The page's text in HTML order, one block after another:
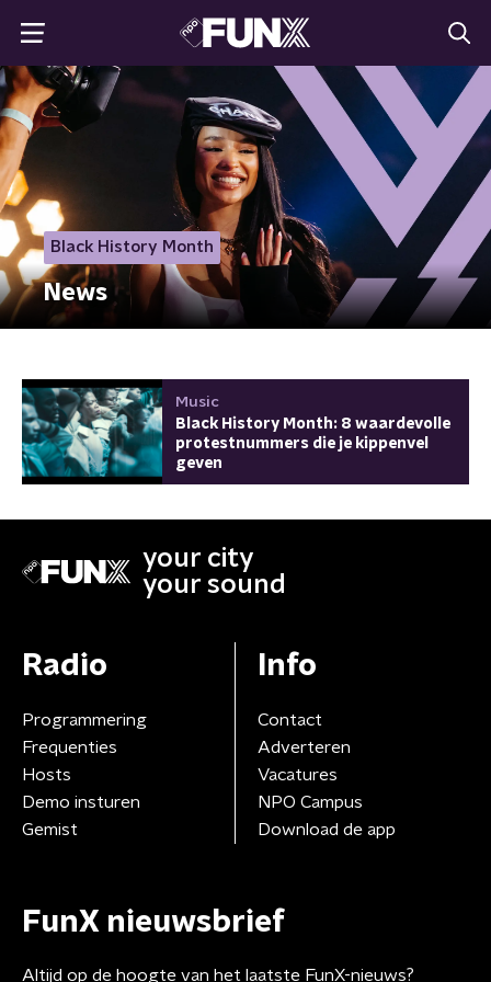
Black History Month
News
Music
Black History Month: 8 waardevolle
protestnummers die je kippenvel
geven
your city
your sound
Radio
Programmering
Frequenties
Hosts
Demo insturen
Gemist
Info
Contact
Adverteren
Vacatures
NPO Campus
Download de app
FunX nieuwsbrief
Altijd op de hoogte van het laatste FunX-nieuws?